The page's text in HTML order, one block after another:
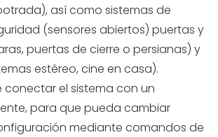
así como sistemas de
(sensores abiertos) puertas y
puertas de cierre o persianas) y
estéreo, cine en casa).
conectar el sistema con un
para que pueda cambiar
mediante comandos de